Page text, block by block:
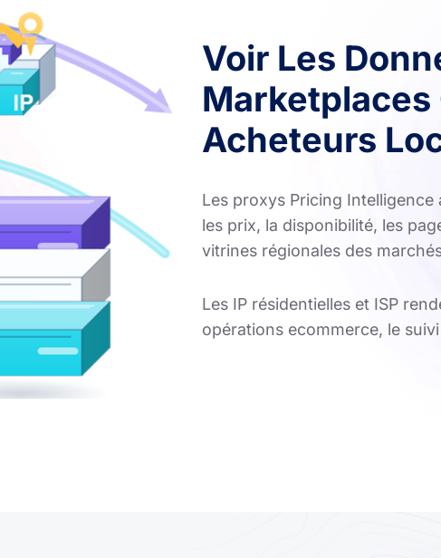
Voir Les
Marketplaces
Acheteurs
Les proxys Pricing
les prix, la disponibilité, les
vitrines régionales des
Les IP résidentielles et ISP
opérations ecommerce, le